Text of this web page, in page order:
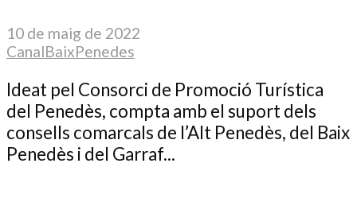
10 de maig de 2022
CanalBaixPenedes
Ideat pel Consorci de Promoció Turística
del Penedès, compta amb el suport dels
consells comarcals de l’Alt Penedès, del Baix
Penedès i del Garraf...